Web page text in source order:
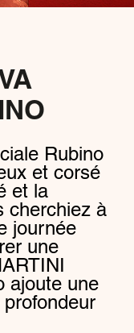
Rubino
et corsé
et la
cherchiez à
journée
une
ajoute une